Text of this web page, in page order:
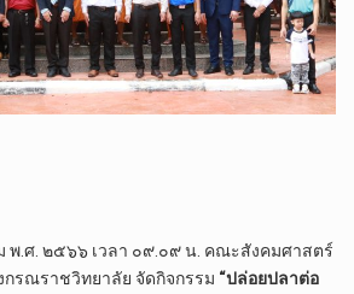
พ.ศ. ๒๕๖๖ เวลา ๐๙.๐๙ น. คณะสังคมศาสตร์
รณราชวิทยาลัย จัดกิจกรรม “ปล่อยปลาต่อ